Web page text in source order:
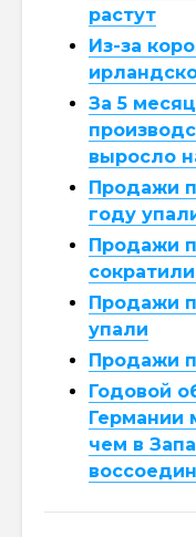
растут
Из-за
За 5
выросло
Продажи
году
Продажи
Продажи
упали
Продажи
Годовой
Германии
чем в